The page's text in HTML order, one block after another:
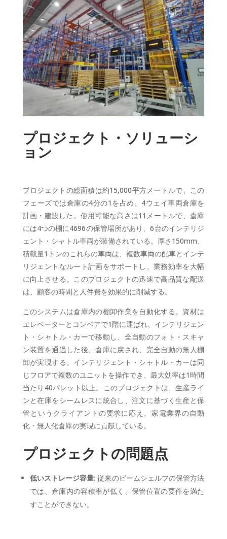
プロジェクト・ソリューシ
ョン
プロジェクトの総面積は約15,000平方メートルで、この
フェーズでは倉庫の4分の1を占め、4ウェイ車両倉庫を
計画・建設した。使用可能な高さは11メートルで、倉庫
には4つの棚に4696の保管場所があり、6台のインテリジ
ェント・シャトル車両が装備されている。厚さ150mm、
積載量1トンのこれらの車両は、複数車両の配車とインテ
リジェントなルート計画をサポートし、業務効率を大幅
に向上させる。このプロジェクトの迅速で高品質な配送
は、顧客の時間と人件費を効果的に削減する。
このシステムは倉庫内の棚卸作業を自動化する。資材は
エレベーターとコンベアで1階に運ばれ、インテリジェン
ト・シャトル・カーで移動し、全自動のフォト・スキャ
ン装置を通過した後、倉庫に戻され、完全自動の無人棚
卸が実現する。インテリジェント・シャトル・カーは同
じフロアで複数のユニットを操作でき、最大効率は1時間
当たり40パレット以上。このプロジェクトは、生産ライ
ンと在庫をシームレスに統合し、注文に基づく生産と保
管というクライアントの要求に応え、家電業界の自動
化・無人化倉庫の実現に貢献している。
プロジェクトの問題点
低いストレージ容量: 従来のビームシェルフの保管方法
では、倉庫内の容積率が低く、保管位置の要件を満た
すことができない。